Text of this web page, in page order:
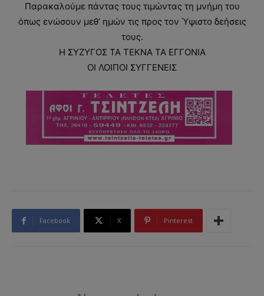
Παρακαλούμε πάντας τους τιμώντας τη μνήμη του
όπως ενώσουν μεθ’ ημών τις προς τον Ύψιστο δεήσεις
τους.
Η ΣΥΖΥΓΟΣ ΤΑ ΤΕΚΝΑ ΤΑ ΕΓΓΟΝΙΑ
ΟΙ ΛΟΙΠΟΙ ΣΥΓΓΕΝΕΙΣ
Facebook X Pinterest